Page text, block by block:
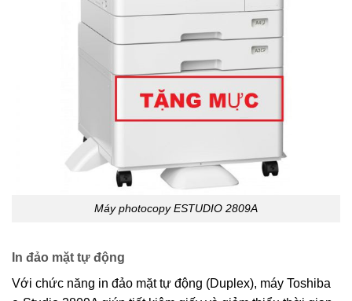
Máy photocopy ESTUDIO 2809A
In đảo mặt tự động
Với chức năng in đảo mặt tự động (Duplex), máy Toshiba